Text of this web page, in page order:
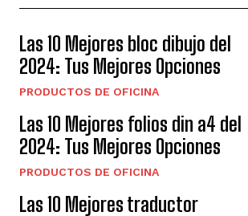
Las 10 Mejores bloc dibujo del
2024: Tus Mejores Opciones
PRODUCTOS DE OFICINA
Las 10 Mejores folios din a4 del
2024: Tus Mejores Opciones
PRODUCTOS DE OFICINA
Las 10 Mejores traductor